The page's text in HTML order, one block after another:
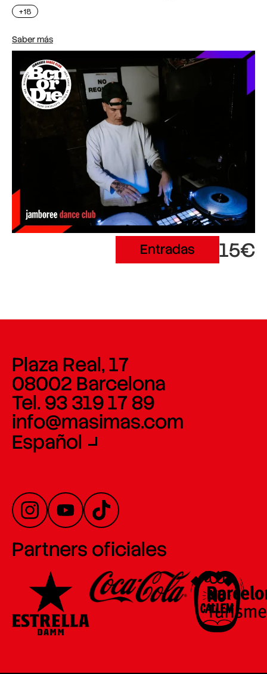
+18
Saber más
Entradas 15€
Plaza Real, 17
08002 Barcelona
Tel. 93 319 17 89
info@masimas.com
Español
Partners oficiales